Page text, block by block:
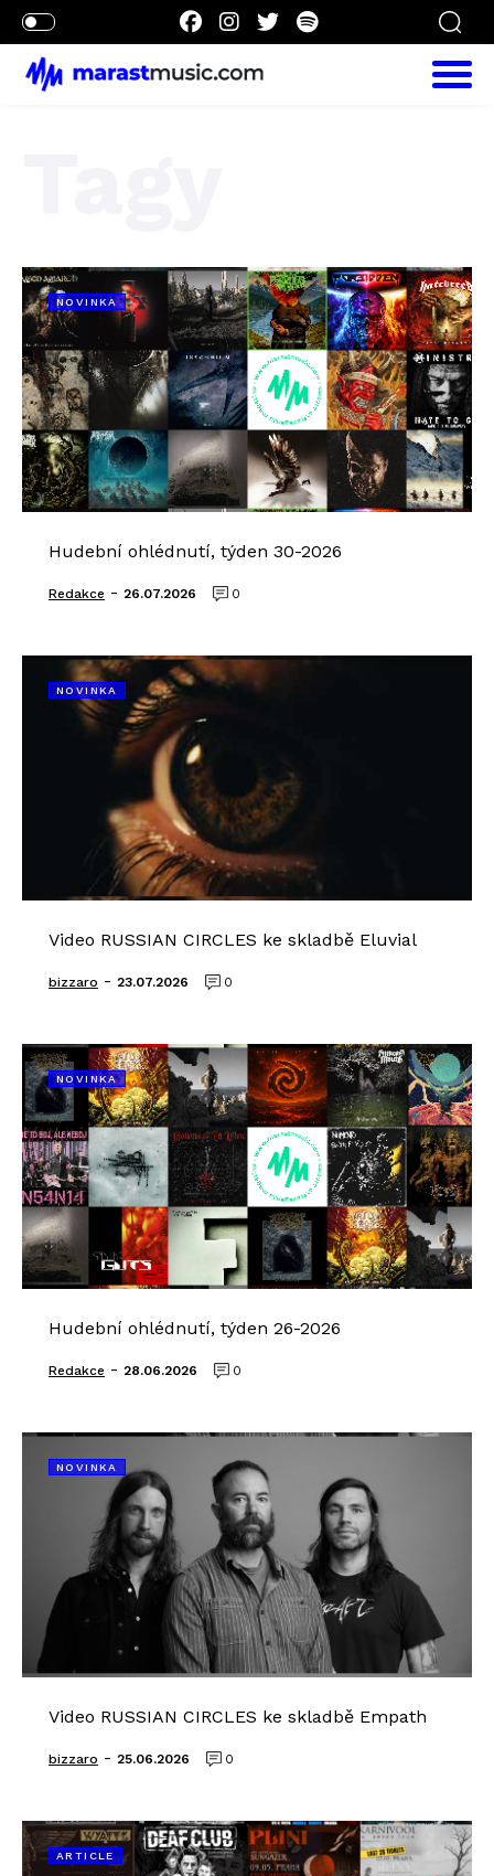
NOVINKA
Hudební ohlédnutí, týden 30-2026
Redakce - 26.07.2026 0
NOVINKA
Video RUSSIAN CIRCLES ke skladbě Eluvial
bizzaro - 23.07.2026 0
NOVINKA
Hudební ohlédnutí, týden 26-2026
Redakce - 28.06.2026 0
NOVINKA
Video RUSSIAN CIRCLES ke skladbě Empath
bizzaro - 25.06.2026 0
ARTICLE